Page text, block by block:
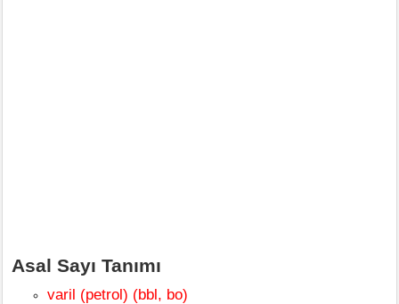
Asal Sayı Tanımı
varil (petrol) (bbl, bo)